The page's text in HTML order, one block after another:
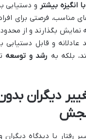
انگیزه بیشتر و دستیابی
مناسب، فرصتی برای
نمایش بگذارند و از
عادلانه و قابل دستیابی
بلکه به رشد و توسعه
دیگران
رفتار یا دیدگاه دیگران